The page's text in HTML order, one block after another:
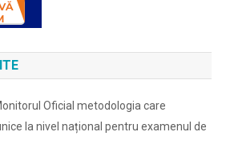
Oficial metodologia care
la nivel național pentru examenul de